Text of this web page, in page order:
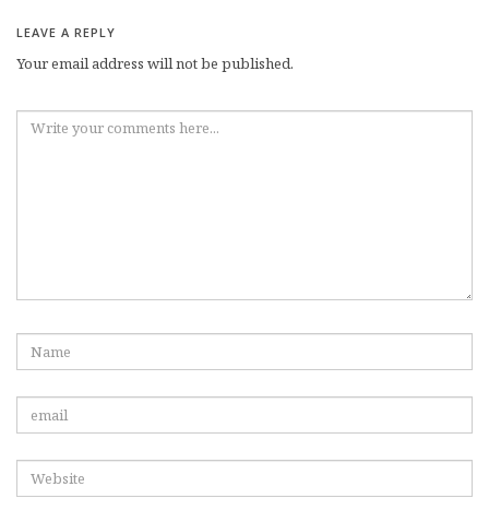
LEAVE A REPLY
Your email address will not be published.